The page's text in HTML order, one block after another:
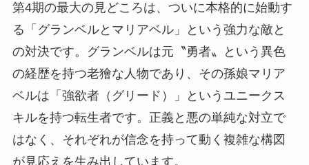
第4期の最大の見どころは、ついに本格的に始動す
る「グランベルとマリアベル」という強力な敵と
の対決です。グランベルは元〝勇者〟という異色
の経歴を持つ老獪な人物であり、その孫娘マリア
ベルは「強欲者（グリード）」というユニークス
キルを持つ転生者です。正義と悪の単純な対立で
はなく、それぞれが信念を持って動く複雑な構図
が見応えを生み出しています。